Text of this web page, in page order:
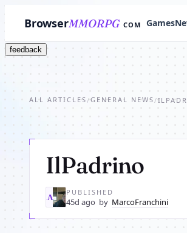
BrowserMMORPG COM Games
feedback
ALL ARTICLES /GENERAL NEWS /
IlPadrino
MA
PUBLISHED
45d ago by MarcoFranchini